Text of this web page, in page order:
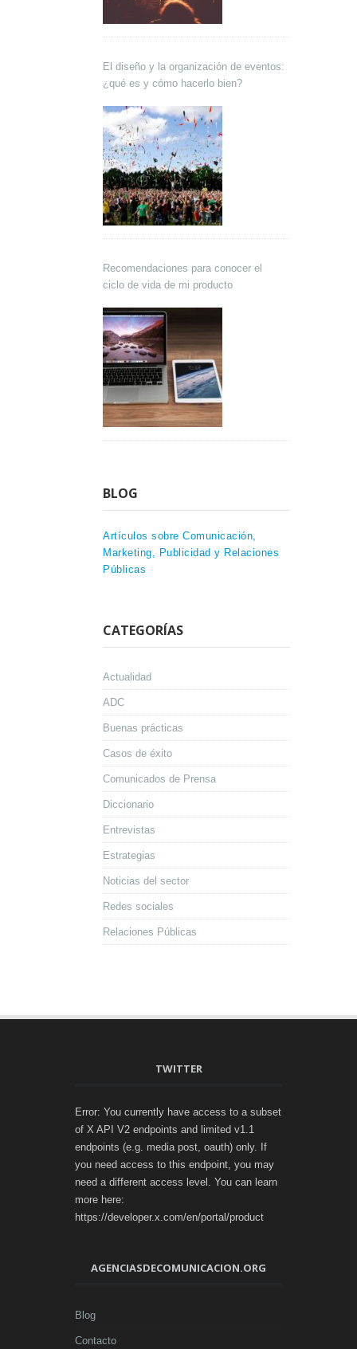
El diseño y la organización de eventos:
¿qué es y cómo hacerlo bien?
Recomendaciones para conocer el
ciclo de vida de mi producto
BLOG
Artículos sobre Comunicación,
Marketing, Publicidad y Relaciones
Públicas
CATEGORÍAS
Actualidad
ADC
Buenas prácticas
Casos de éxito
Comunicados de Prensa
Diccionario
Entrevistas
Estrategias
Noticias del sector
Redes sociales
Relaciones Públicas
TWITTER
Error: You currently have access to a subset
of X API V2 endpoints and limited v1.1
endpoints (e.g. media post, oauth) only. If
you need access to this endpoint, you may
need a different access level. You can learn
more here:
https://developer.x.com/en/portal/product
AGENCIASDECOMUNICACION.ORG
Blog
Contacto